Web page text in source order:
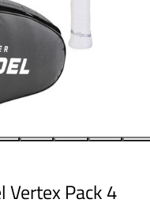
Vertex Pack 4